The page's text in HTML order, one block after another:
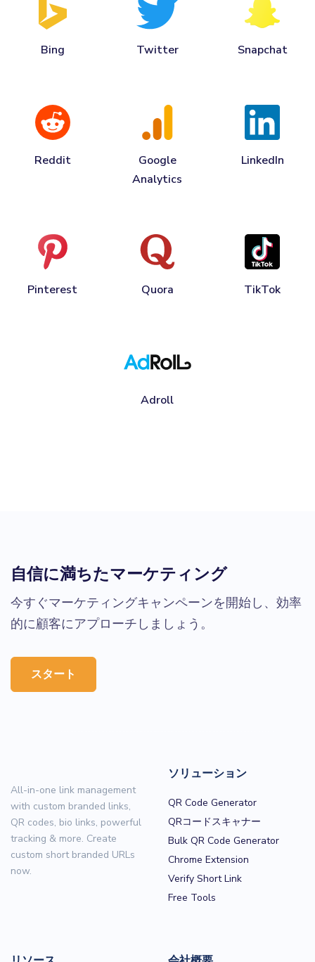
Bing Twitter Snapchat
Reddit
Google
Analytics
LinkedIn
Pinterest Quora TikTok
Adroll
自信に満ちたマーケティング
今すぐマーケティングキャンペーンを開始し、効率
的に顧客にアプローチしましょう。
スタート
All-in-one link management
with custom branded links,
QR codes, bio links, powerful
tracking & more. Create
custom short branded URLs
now.
ソリューション
QR Code Generator
QRコードスキャナー
Bulk QR Code Generator
Chrome Extension
Verify Short Link
Free Tools